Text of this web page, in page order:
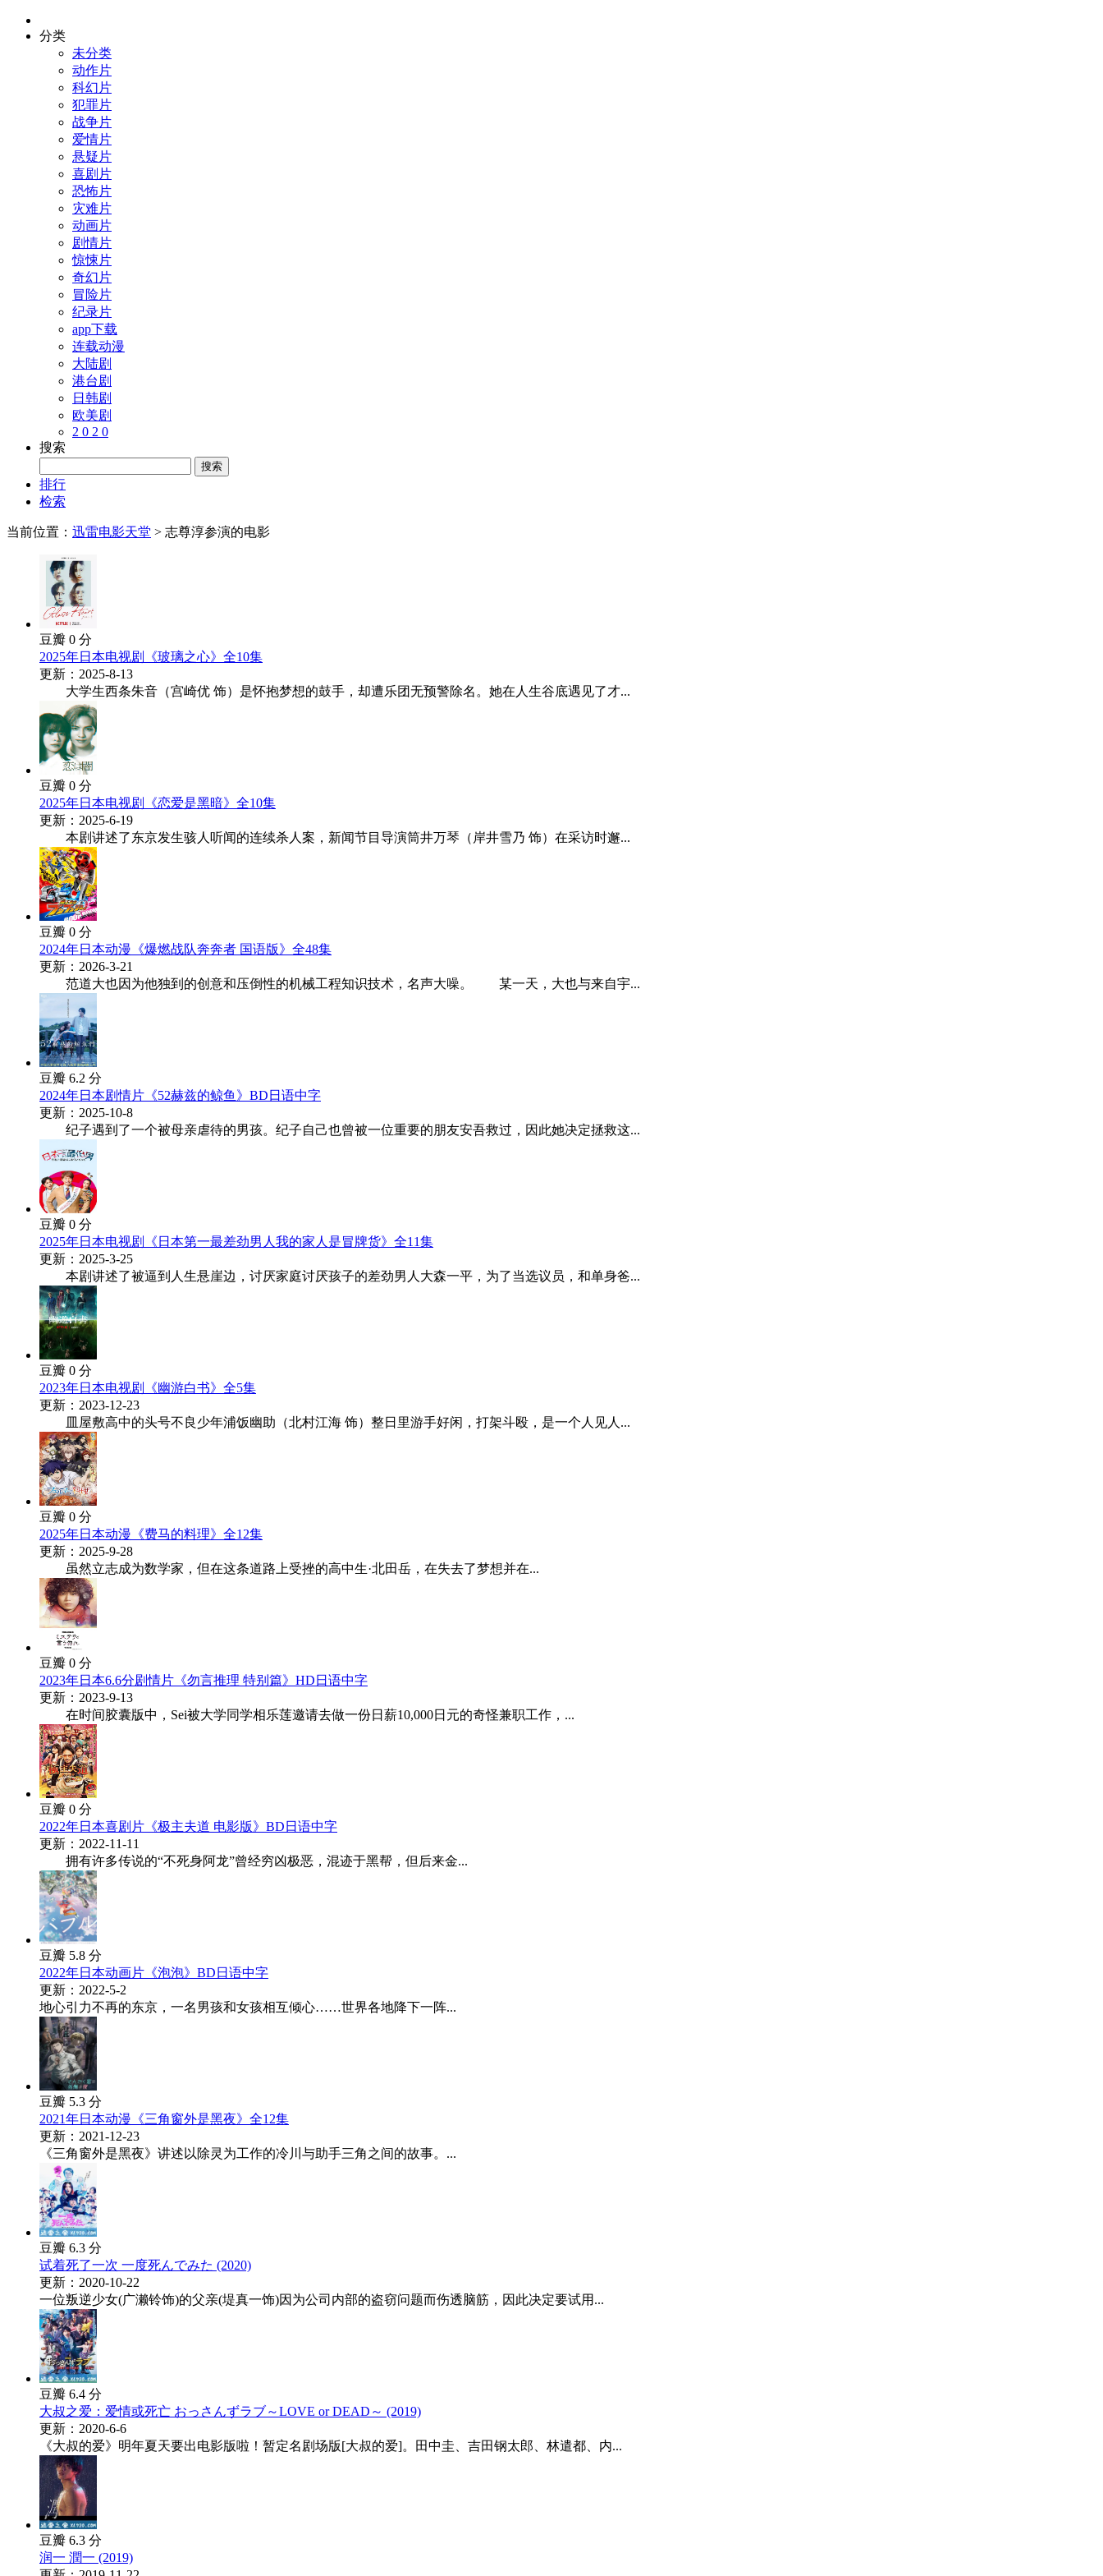
分类
未分类
动作片
科幻片
犯罪片
战争片
爱情片
悬疑片
喜剧片
恐怖片
灾难片
动画片
剧情片
惊悚片
奇幻片
冒险片
纪录片
app下载
连载动漫
大陆剧
港台剧
日韩剧
欧美剧
2 0 2 0
搜索
排行
检索
当前位置： 迅雷电影天堂 > 志尊淳参演的电影
豆瓣 0 分
2025年日本电视剧《玻璃之心》全10集
更新：2025-8-13
大学生西条朱音（宫崎优 饰）是怀抱梦想的鼓手，却遭乐团无预警除名。她在人生谷底遇见了才...
豆瓣 0 分
2025年日本电视剧《恋爱是黑暗》全10集
更新：2025-6-19
本剧讲述了东京发生骇人听闻的连续杀人案，新闻节目导演筒井万琴（岸井雪乃 饰）在采访时邂...
豆瓣 0 分
2024年日本动漫《爆燃战队奔奔者 国语版》全48集
更新：2026-3-21
范道大也因为他独到的创意和压倒性的机械工程知识技术，名声大噪。 某一天，大也与来自宇...
豆瓣 6.2 分
2024年日本剧情片《52赫兹的鲸鱼》BD日语中字
更新：2025-10-8
纪子遇到了一个被母亲虐待的男孩。纪子自己也曾被一位重要的朋友安吾救过，因此她决定拯救这...
豆瓣 0 分
2025年日本电视剧《日本第一最差劲男人我的家人是冒牌货》全11集
更新：2025-3-25
本剧讲述了被逼到人生悬崖边，讨厌家庭讨厌孩子的差劲男人大森一平，为了当选议员，和单身爸...
豆瓣 0 分
2023年日本电视剧《幽游白书》全5集
更新：2023-12-23
皿屋敷高中的头号不良少年浦饭幽助（北村江海 饰）整日里游手好闲，打架斗殴，是一个人见人...
豆瓣 0 分
2025年日本动漫《费马的料理》全12集
更新：2025-9-28
虽然立志成为数学家，但在这条道路上受挫的高中生·北田岳，在失去了梦想并在...
豆瓣 0 分
2023年日本6.6分剧情片《勿言推理 特别篇》HD日语中字
更新：2023-9-13
在时间胶囊版中，Sei被大学同学相乐莲邀请去做一份日薪10,000日元的奇怪兼职工作，...
豆瓣 0 分
2022年日本喜剧片《极主夫道 电影版》BD日语中字
更新：2022-11-11
拥有许多传说的“不死身阿龙”曾经穷凶极恶，混迹于黑帮，但后来金...
豆瓣 5.8 分
2022年日本动画片《泡泡》BD日语中字
更新：2022-5-2
地心引力不再的东京，一名男孩和女孩相互倾心……世界各地降下一阵...
豆瓣 5.3 分
2021年日本动漫《三角窗外是黑夜》全12集
更新：2021-12-23
《三角窗外是黑夜》讲述以除灵为工作的冷川与助手三角之间的故事。...
豆瓣 6.3 分
试着死了一次 一度死んでみた (2020)
更新：2020-10-22
一位叛逆少女(广濑铃饰)的父亲(堤真一饰)因为公司内部的盗窃问题而伤透脑筋，因此决定要试用...
豆瓣 6.4 分
大叔之爱：爱情或死亡 おっさんずラブ～LOVE or DEAD～ (2019)
更新：2020-6-6
《大叔的爱》明年夏天要出电影版啦！暂定名剧场版[大叔的爱]。田中圭、吉田钢太郎、林遣都、内...
豆瓣 6.3 分
润一 潤一 (2019)